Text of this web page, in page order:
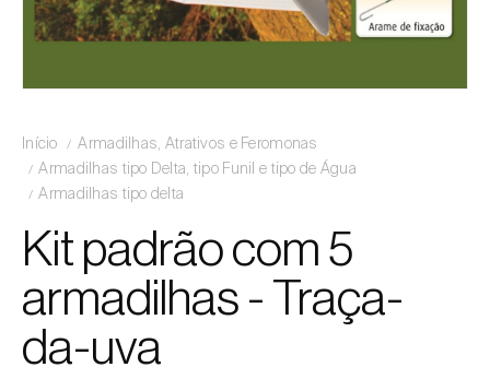
Início
Armadilhas, Atrativos e Feromonas
Armadilhas tipo Delta, tipo Funil e tipo de Água
Armadilhas tipo delta
Kit padrão com 5
armadilhas - Traça-
da-uva